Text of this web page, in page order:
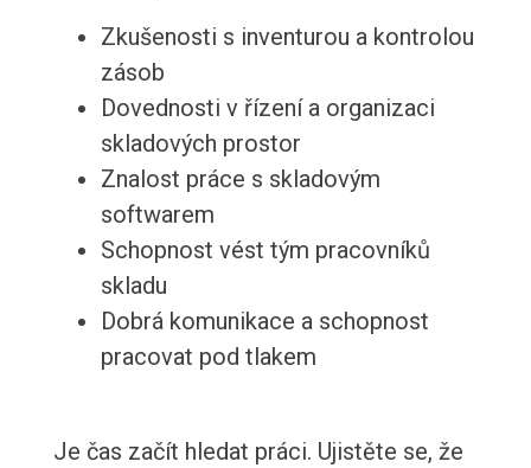
Zkušenosti s inventurou a kontrolou
zásob
Dovednosti v řízení a organizaci
skladových prostor
Znalost práce s skladovým
softwarem
Schopnost vést tým pracovníků
skladu
Dobrá komunikace a schopnost
pracovat pod tlakem
Je čas začít hledat práci. Ujistěte se, že